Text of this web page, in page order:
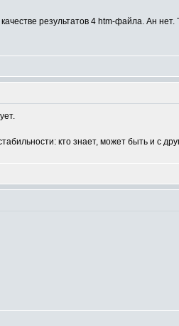
результатов 4 htm-файла. Ан нет.
кто знает, может быть и с